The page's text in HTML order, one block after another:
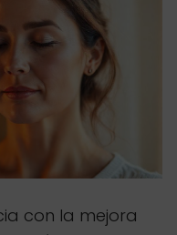
con la mejora